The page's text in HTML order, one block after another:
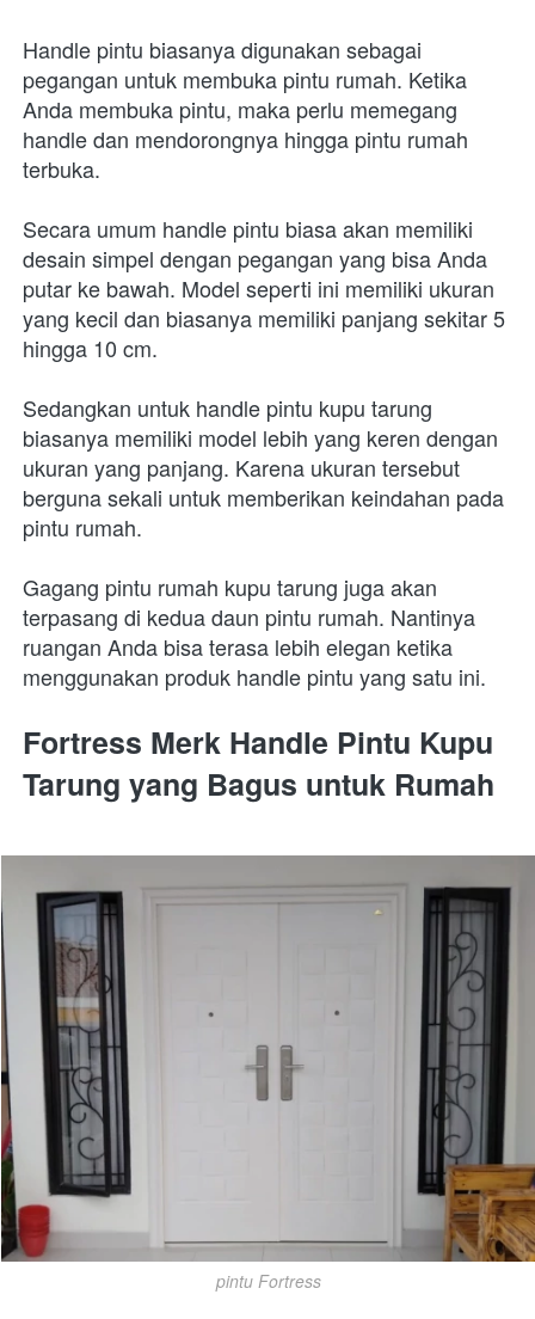
Handle pintu biasanya digunakan sebagai
pegangan untuk membuka pintu rumah. Ketika
Anda membuka pintu, maka perlu memegang
handle dan mendorongnya hingga pintu rumah
terbuka.
Secara umum handle pintu biasa akan memiliki
desain simpel dengan pegangan yang bisa Anda
putar ke bawah. Model seperti ini memiliki ukuran
yang kecil dan biasanya memiliki panjang sekitar 5
hingga 10 cm.
Sedangkan untuk handle pintu kupu tarung
biasanya memiliki model lebih yang keren dengan
ukuran yang panjang. Karena ukuran tersebut
berguna sekali untuk memberikan keindahan pada
pintu rumah.
Gagang pintu rumah kupu tarung juga akan
terpasang di kedua daun pintu rumah. Nantinya
ruangan Anda bisa terasa lebih elegan ketika
menggunakan produk handle pintu yang satu ini.
Fortress Merk Handle Pintu Kupu
Tarung yang Bagus untuk Rumah
pintu Fortress